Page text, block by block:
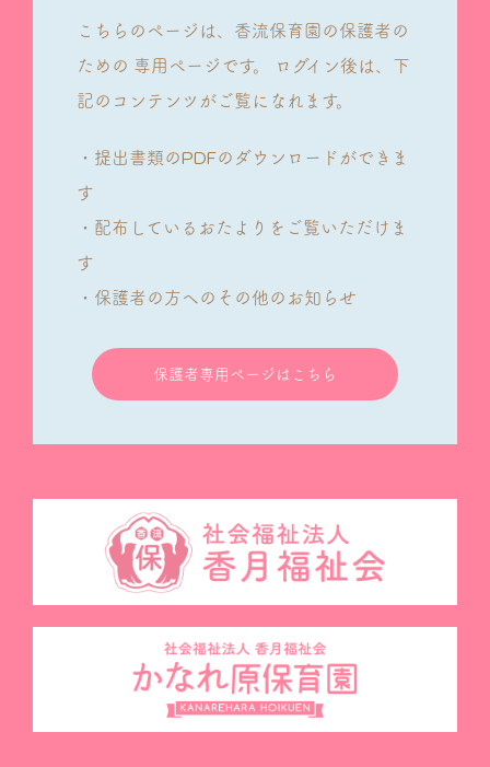
こちらのページは、香流保育園の保護者の
ための 専用ページです。
ログイン後は、下
記のコンテンツがご覧になれます。
・提出書類のPDFのダウンロードができま
す
・配布しているおたよりをご覧いただけま
す
・保護者の方へのその他のお知らせ
保護者専用ページはこちら